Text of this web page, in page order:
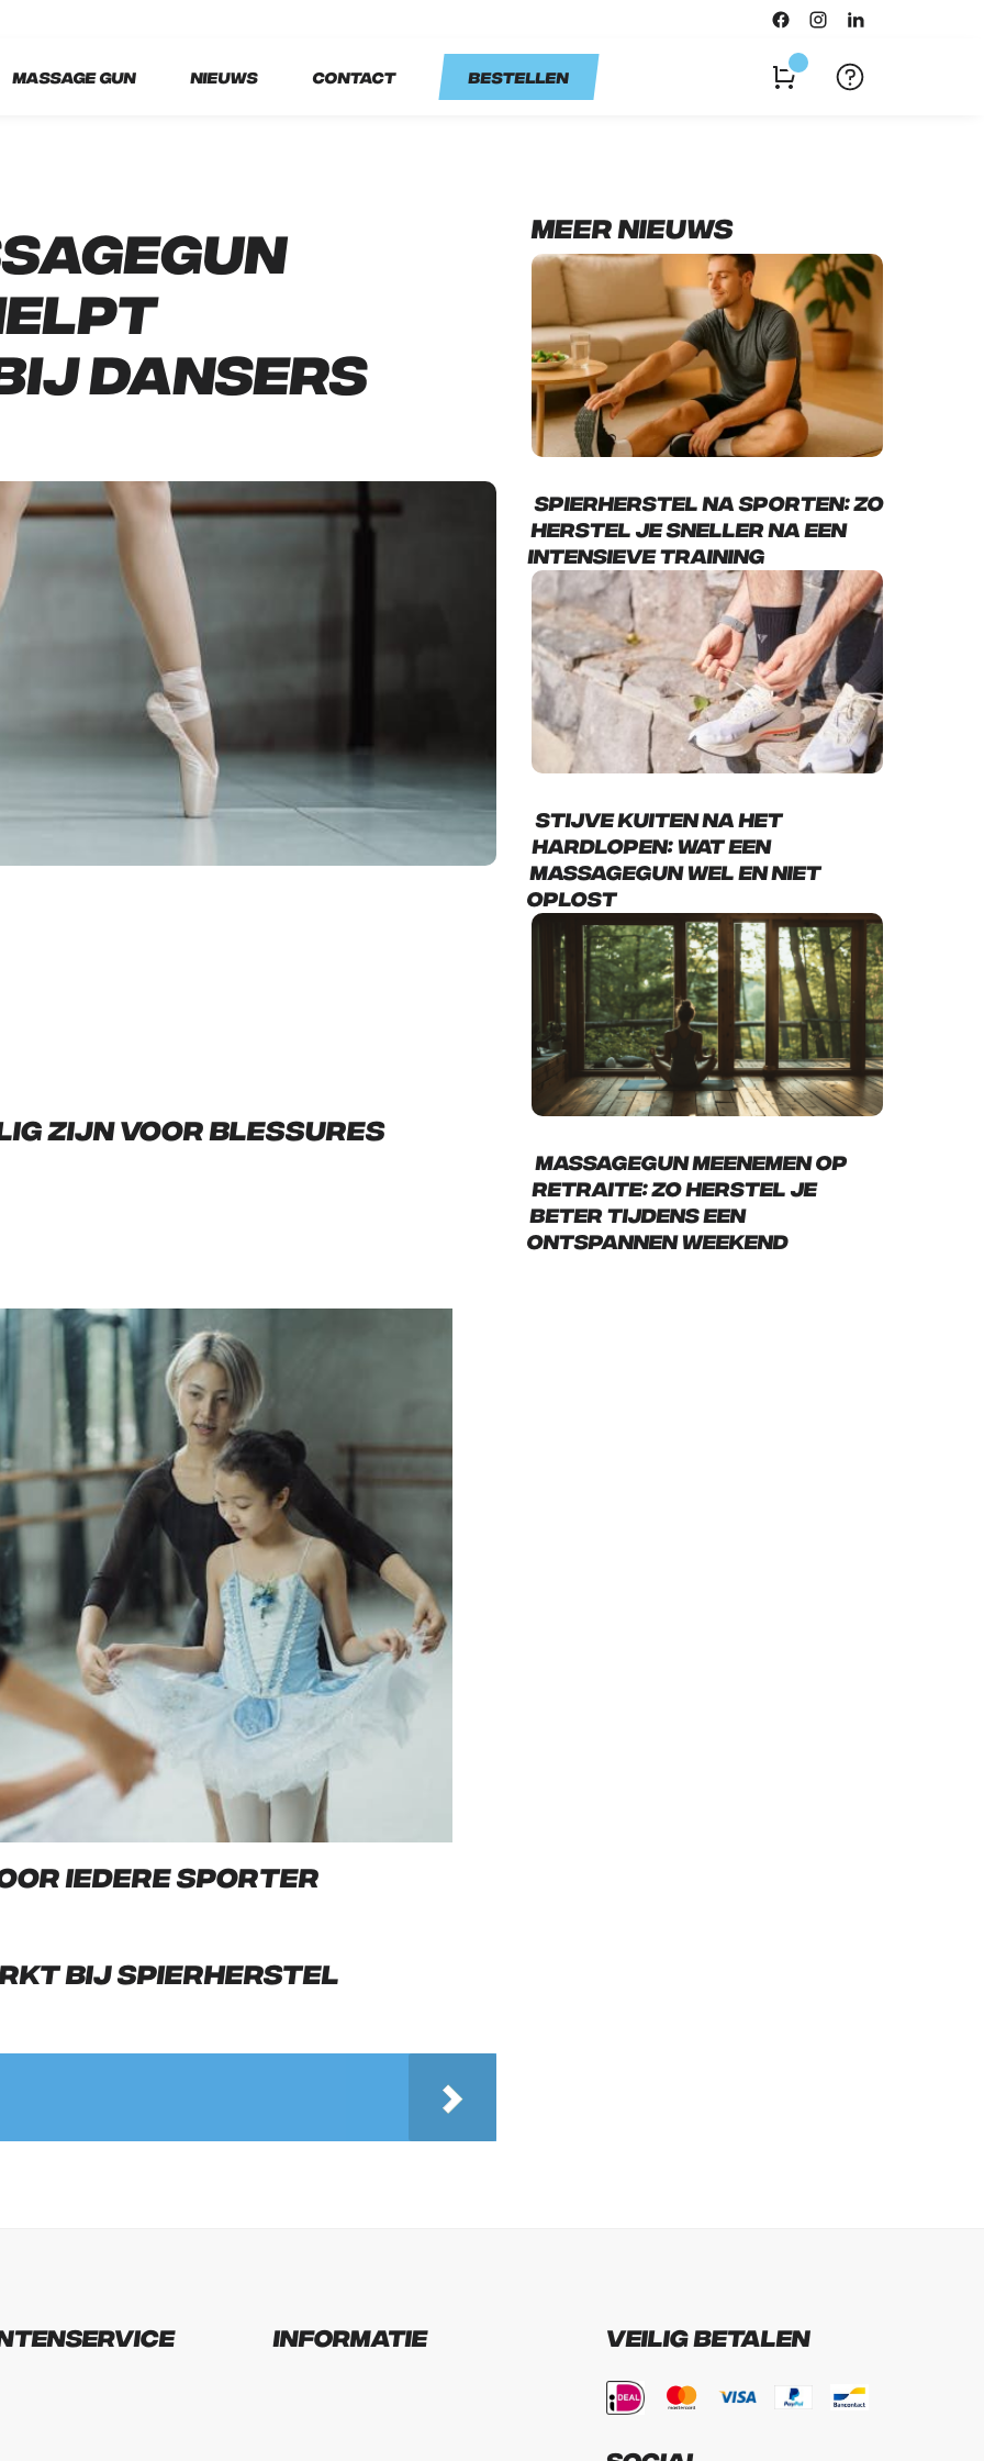
Massage Gun Nieuws Contact Bestellen
dansers
zijn voor blessures
iedere sporter
bij spierherstel
Meer nieuws
Spierherstel na sporten: zo
herstel je sneller na een
intensieve training
Stijve kuiten na het
hardlopen: wat een
massagegun wel en niet
oplost
Massagegun meenemen op
retraite: zo herstel je
beter tijdens een
ontspannen weekend
Informatie Veilig betalen